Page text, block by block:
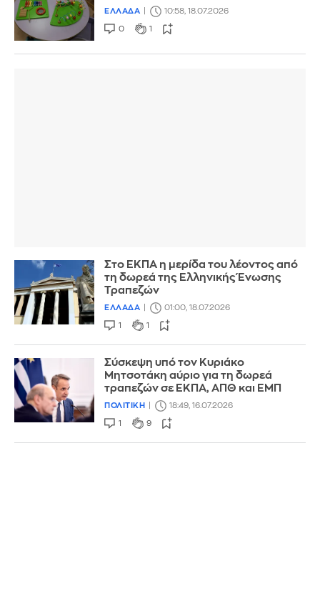
ΕΛΛΑΔΑ 10:58, 18.07.2026
0 1
Στο ΕΚΠΑ η μερίδα του λέοντος από
τη δωρεά της Ελληνικής Ένωσης
Τραπεζών
ΕΛΛΑΔΑ 01:00, 18.07.2026
1 1
Σύσκεψη υπό τον Κυριάκο
Μητσοτάκη αύριο για τη δωρεά
τραπεζών σε ΕΚΠΑ, ΑΠΘ και ΕΜΠ
ΠΟΛΙΤΙΚΗ 18:49, 16.07.2026
1 9